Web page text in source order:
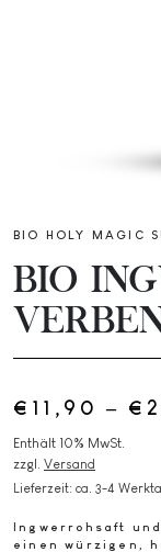
BIO HOLY MAGIC
BIO
€ 11,90 – €
Enthält 10% MwSt.
zzgl. Versand
Lieferzeit: ca. 3-4
Ingwerrohsaft
einen würzigen,